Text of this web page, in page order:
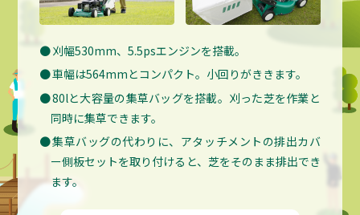
刈幅530mm、5.5psエンジンを搭載。
車幅は564mmとコンパクト。小回りがききます。
80lと大容量の集草バッグを搭載。刈った芝を作業と
同時に集草できます。
集草バッグの代わりに、アタッチメントの排出カバ
ー側板セットを取り付けると、芝をそのまま排出でき
ます。